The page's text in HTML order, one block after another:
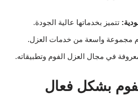
تتميز بخدماتها عالية الجودة.
مجموعة واسعة من خدمات العزل.
في مجال العزل الفوم وتطبيقاته.
بشكل فعال